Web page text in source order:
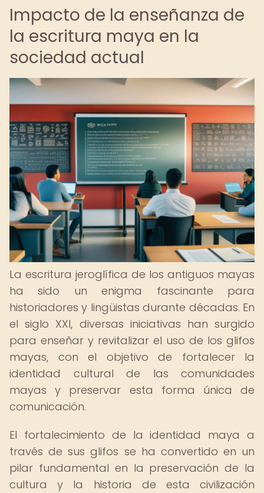
Impacto de la enseñanza de
la escritura maya en la
sociedad actual
La escritura jeroglífica de los antiguos mayas
ha sido un enigma fascinante para
historiadores y lingüistas durante décadas. En
el siglo XXI, diversas iniciativas han surgido
para enseñar y revitalizar el uso de los glifos
mayas, con el objetivo de fortalecer la
identidad cultural de las comunidades
mayas y preservar esta forma única de
comunicación.
El fortalecimiento de la identidad maya a
través de sus glifos se ha convertido en un
pilar fundamental en la preservación de la
cultura y la historia de esta civilización